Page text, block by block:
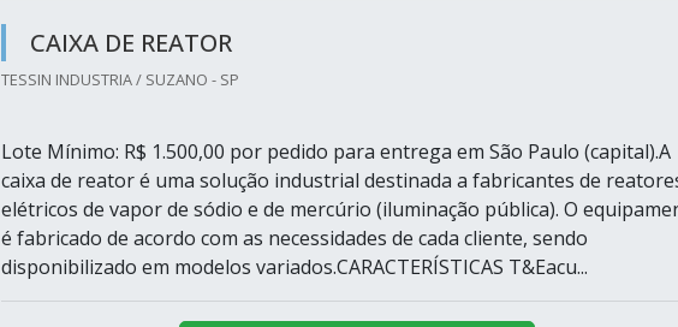
CAIXA DE REATOR
TESSIN INDUSTRIA / SUZANO - SP
Lote Mínimo: R$ 1.500,00 por pedido para entrega em São Paulo (capital).A
caixa de reator é uma solução industrial destinada a fabricantes de
elétricos de vapor de sódio e de mercúrio (iluminação pública). O
é fabricado de acordo com as necessidades de cada cliente, sendo
disponibilizado em modelos variados.CARACTERÍSTICAS T&Eacu...